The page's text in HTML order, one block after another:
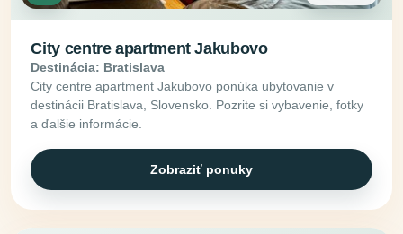
City centre apartment Jakubovo
Destinácia: Bratislava
City centre apartment Jakubovo ponúka ubytovanie v
destinácii Bratislava, Slovensko. Pozrite si vybavenie, fotky
a ďalšie informácie.
Zobraziť ponuky